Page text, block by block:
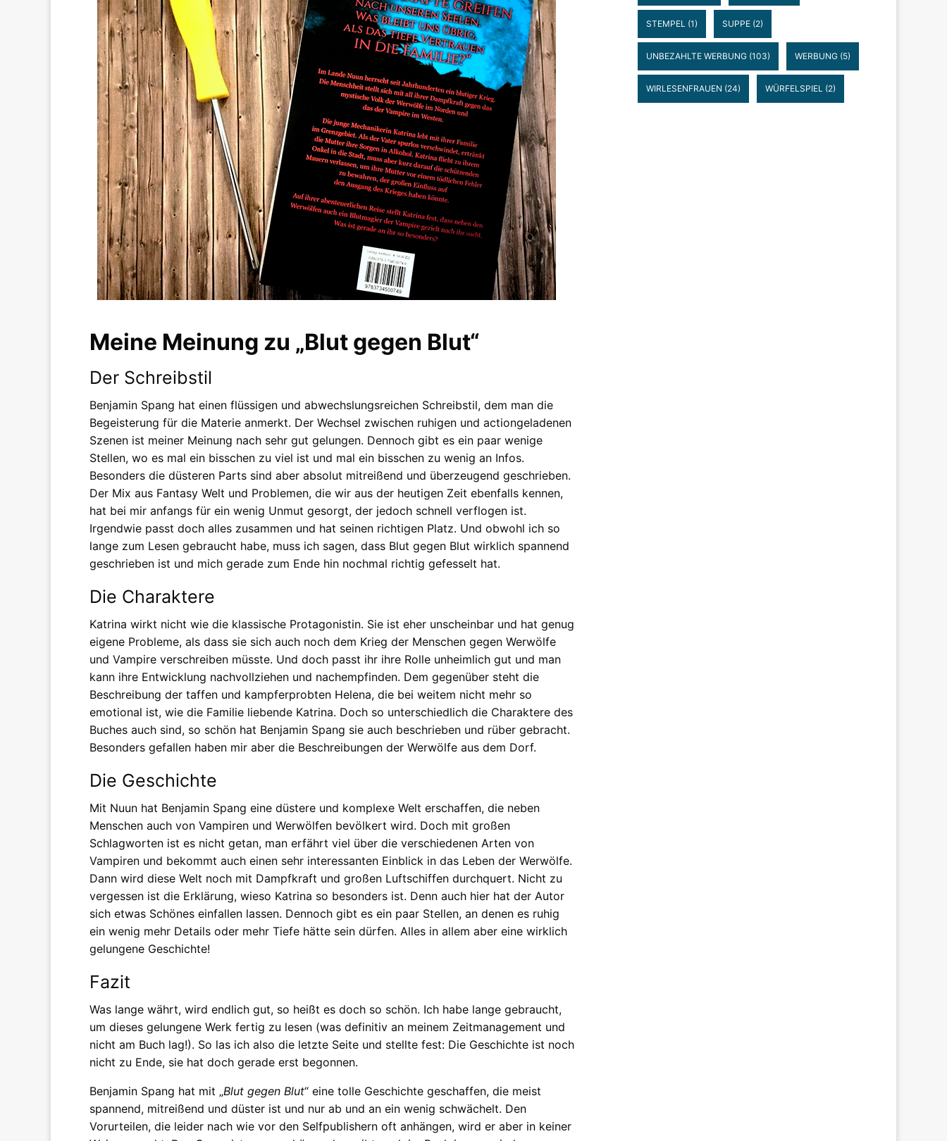
Meine Meinung zu „Blut gegen Blut“
Der Schreibstil
Benjamin Spang hat einen flüssigen und abwechslungsreichen Schreibstil, dem man die
Begeisterung für die Materie anmerkt. Der Wechsel zwischen ruhigen und actiongeladenen
Szenen ist meiner Meinung nach sehr gut gelungen. Dennoch gibt es ein paar wenige
Stellen, wo es mal ein bisschen zu viel ist und mal ein bisschen zu wenig an Infos.
Besonders die düsteren Parts sind aber absolut mitreißend und überzeugend geschrieben.
Der Mix aus Fantasy Welt und Problemen, die wir aus der heutigen Zeit ebenfalls kennen,
hat bei mir anfangs für ein wenig Unmut gesorgt, der jedoch schnell verflogen ist.
Irgendwie passt doch alles zusammen und hat seinen richtigen Platz. Und obwohl ich so
lange zum Lesen gebraucht habe, muss ich sagen, dass Blut gegen Blut wirklich spannend
geschrieben ist und mich gerade zum Ende hin nochmal richtig gefesselt hat.
Die Charaktere
Katrina wirkt nicht wie die klassische Protagonistin. Sie ist eher unscheinbar und hat genug
eigene Probleme, als dass sie sich auch noch dem Krieg der Menschen gegen Werwölfe
und Vampire verschreiben müsste. Und doch passt ihr ihre Rolle unheimlich gut und man
kann ihre Entwicklung nachvollziehen und nachempfinden. Dem gegenüber steht die
Beschreibung der taffen und kampferprobten Helena, die bei weitem nicht mehr so
emotional ist, wie die Familie liebende Katrina. Doch so unterschiedlich die Charaktere des
Buches auch sind, so schön hat Benjamin Spang sie auch beschrieben und rüber gebracht.
Besonders gefallen haben mir aber die Beschreibungen der Werwölfe aus dem Dorf.
Die Geschichte
Mit Nuun hat Benjamin Spang eine düstere und komplexe Welt erschaffen, die neben
Menschen auch von Vampiren und Werwölfen bevölkert wird. Doch mit großen
Schlagworten ist es nicht getan, man erfährt viel über die verschiedenen Arten von
Vampiren und bekommt auch einen sehr interessanten Einblick in das Leben der Werwölfe.
Dann wird diese Welt noch mit Dampfkraft und großen Luftschiffen durchquert. Nicht zu
vergessen ist die Erklärung, wieso Katrina so besonders ist. Denn auch hier hat der Autor
sich etwas Schönes einfallen lassen. Dennoch gibt es ein paar Stellen, an denen es ruhig
ein wenig mehr Details oder mehr Tiefe hätte sein dürfen. Alles in allem aber eine wirklich
gelungene Geschichte!
Fazit
Was lange währt, wird endlich gut, so heißt es doch so schön. Ich habe lange gebraucht,
um dieses gelungene Werk fertig zu lesen (was definitiv an meinem Zeitmanagement und
nicht am Buch lag!). So las ich also die letzte Seite und stellte fest: Die Geschichte ist noch
nicht zu Ende, sie hat doch gerade erst begonnen.
Benjamin Spang hat mit „Blut gegen Blut“ eine tolle Geschichte geschaffen, die meist
spannend, mitreißend und düster ist und nur ab und an ein wenig schwächelt. Den
Vorurteilen, die leider nach wie vor den Selfpublishern oft anhängen, wird er aber in keiner
STEMPEL (1) SUPPE (2)
UNBEZAHLTE WERBUNG (103) WERBUNG (5)
WIRLESENFRAUEN (24) WÜRFELSPIEL (2)